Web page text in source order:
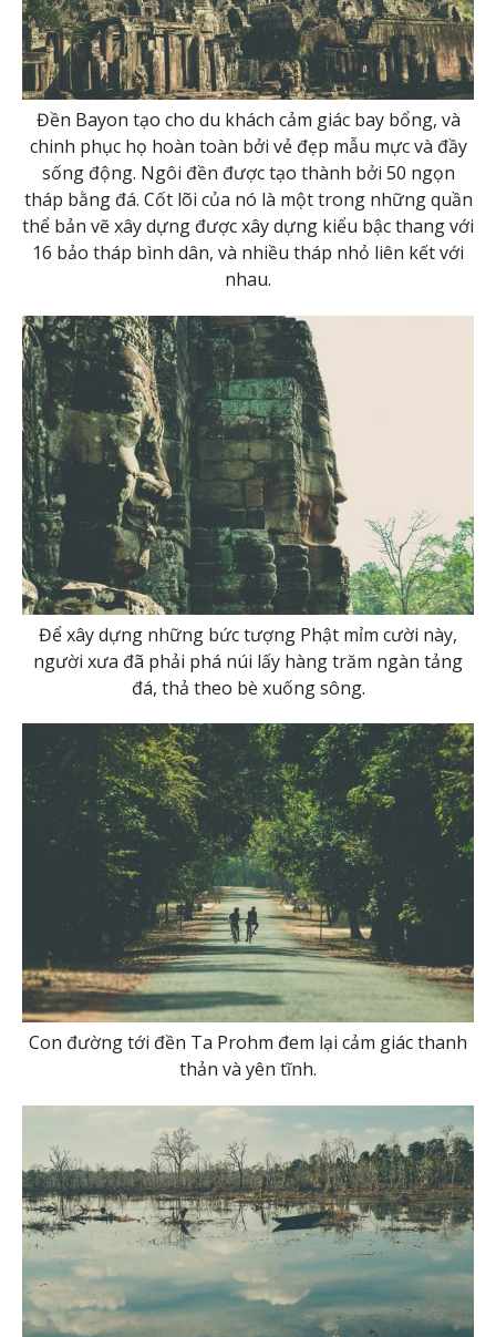
Đền Bayon tạo cho du khách cảm giác bay bổng, và
chinh phục họ hoàn toàn bởi vẻ đẹp mẫu mực và đầy
sống động. Ngôi đền được tạo thành bởi 50 ngọn
tháp bằng đá. Cốt lõi của nó là một trong những quần
thể bản vẽ xây dựng được xây dựng kiểu bậc thang với
16 bảo tháp bình dân, và nhiều tháp nhỏ liên kết với
nhau.
Để xây dựng những bức tượng Phật mỉm cười này,
người xưa đã phải phá núi lấy hàng trăm ngàn tảng
đá, thả theo bè xuống sông.
Con đường tới đền Ta Prohm đem lại cảm giác thanh
thản và yên tĩnh.